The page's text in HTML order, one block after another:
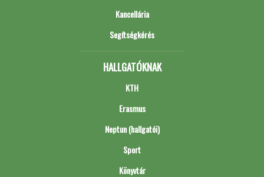
Kancellária
Segítségkérés
HALLGATÓKNAK
KTH
Erasmus
Neptun (hallgatói)
Sport
Könyvtár